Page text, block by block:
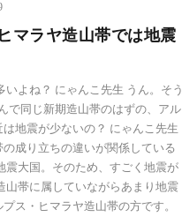
マラヤ造山帯では地震
よね？ にゃんこ先生 うん。そう
で同じ新期造山帯のはずの、アル
地震が少ないの？ にゃんこ先生
成り立ちの違いが関係している
震大国。そのため、すごく地震が
山帯に属していながらあまり地震
ス・ヒマラヤ造山帯の方です。